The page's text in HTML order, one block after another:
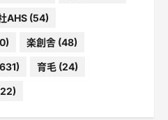
AHS(54)
楽創舎(48)
育毛(24)